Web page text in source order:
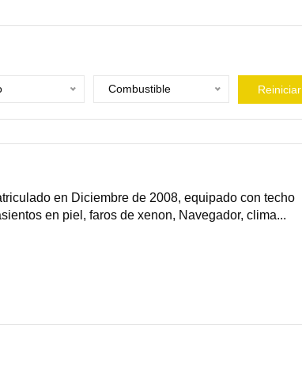
Combustible Reiniciar
en Diciembre de 2008, equipado con techo
en piel, faros de xenon, Navegador, clima...